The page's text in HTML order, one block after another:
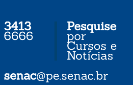
3413
6666
senac@pe.senac.br
Pesquise
por
Cursos e
Notícias